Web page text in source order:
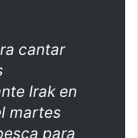
cantar
Irak en
martes
para